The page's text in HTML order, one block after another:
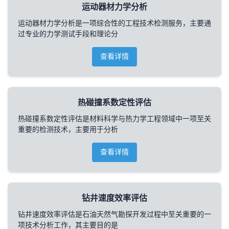
运动器材力学分析
运动器材力学分析是一项综合性的工程技术检测服务，主要通
过专业的力学测试手段和理论分
查看详情
热碰撞系数定性评估
热碰撞系数定性评估是材料科学与热力学工程领域中一项至关
重要的检测技术，主要用于分析
查看详情
钻井速度效率评估
钻井速度效率评估是石油天然气勘探开发过程中至关重要的一
项技术分析工作，其主要目的是